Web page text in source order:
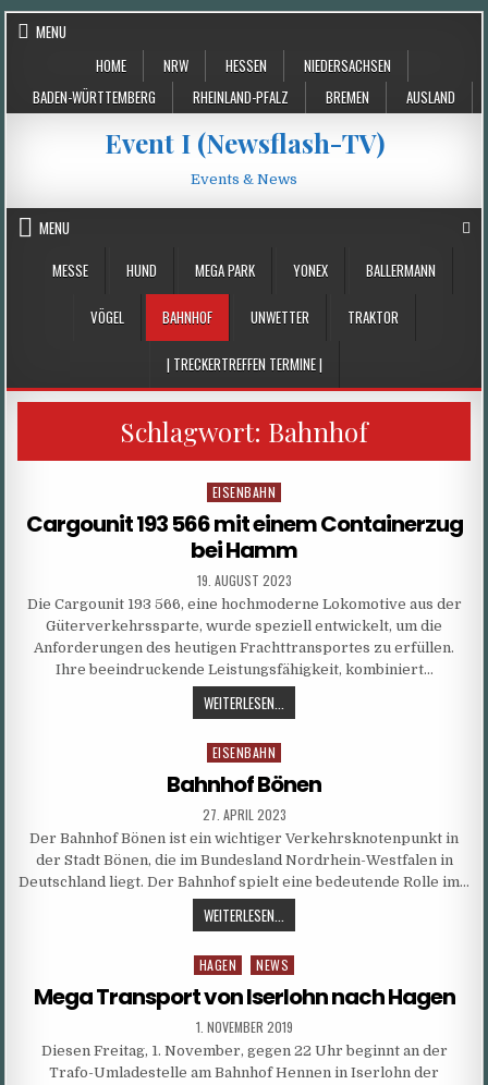
Skip
MENU
HOME
NRW HESSEN
NIEDERSACHSEN
BADEN-WÜRTTEMBERG
RHEINLAND-PFALZ BREMEN AUSLAND
Event I (Newsflash-TV)
Events & News
MENU
MESSE
HUND MEGA PARK YONEX BALLERMANN
VÖGEL BAHNHOF UNWETTER TRAKTOR
| TRECKERTREFFEN TERMINE |
Schlagwort: Bahnhof
Posted
in
EISENBAHN
Cargounit 193 566 mit einem Containerzug
bei Hamm
PUBLISHED
DATE:
19. AUGUST 2023
Die Cargounit 193 566, eine hochmoderne Lokomotive aus der
Güterverkehrssparte, wurde speziell entwickelt, um die
Anforderungen des heutigen Frachttransportes zu erfüllen.
Ihre beeindruckende Leistungsfähigkeit, kombiniert…
WEITERLESEN...
193
EINEM
CONTAINERZUG
BEI
HAMM
Posted
EISENBAHN
Bahnhof Bönen
PUBLISHED
DATE:
27. APRIL 2023
Der Bahnhof Bönen ist ein wichtiger Verkehrsknotenpunkt in
der Stadt Bönen, die im Bundesland Nordrhein-Westfalen in
Deutschland liegt. Der Bahnhof spielt eine bedeutende Rolle im…
WEITERLESEN...
BÖNEN
Posted
in
HAGEN NEWS
Mega Transport von Iserlohn nach Hagen
PUBLISHED
DATE:
1. NOVEMBER 2019
Diesen Freitag, 1. November, gegen 22 Uhr beginnt an der
Trafo-Umladestelle am Bahnhof Hennen in Iserlohn der